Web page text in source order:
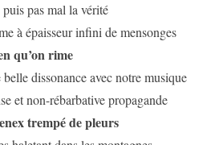
pas mal la vérité
à épaisseur infini de mensonges
qu’on rime
dissonance avec notre musique
et non-rébarbative propagande
trempé de pleurs